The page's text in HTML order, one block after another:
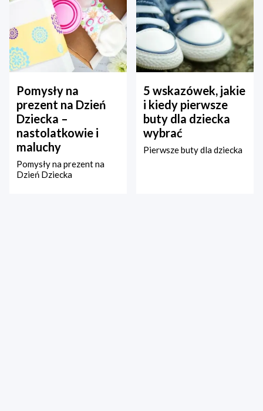
Pomysły na
prezent na Dzień
Dziecka –
nastolatkowie i
maluchy
Pomysły na prezent na
Dzień Dziecka
5 wskazówek, jakie
i kiedy pierwsze
buty dla dziecka
wybrać
Pierwsze buty dla dziecka